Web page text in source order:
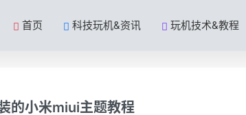
首页 科技玩机&资讯 玩机技术&教程
的小米miui主题教程